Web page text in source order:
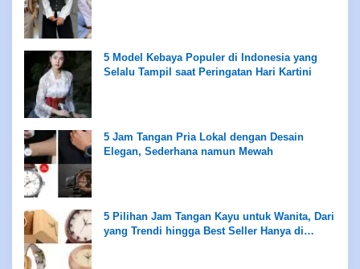
5 Model Kebaya Populer di Indonesia yang
Selalu Tampil saat Peringatan Hari Kartini
5 Jam Tangan Pria Lokal dengan Desain
Elegan, Sederhana namun Mewah
5 Pilihan Jam Tangan Kayu untuk Wanita, Dari
yang Trendi hingga Best Seller Hanya di